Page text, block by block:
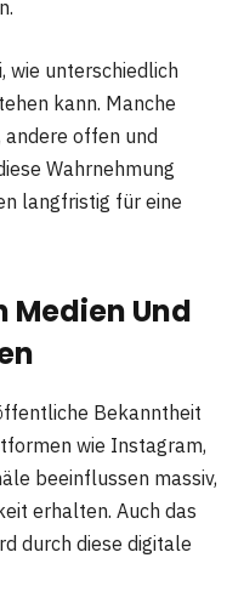
wie unterschiedlich
kann. Manche
andere offen und
Wahrnehmung
langfristig für eine
Medien Und
Bekanntheit
wie Instagram,
beeinflussen massiv,
erhalten. Auch das
durch diese digitale